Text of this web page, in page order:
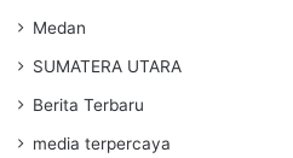
Medan
SUMATERA UTARA
Berita Terbaru
media terpercaya